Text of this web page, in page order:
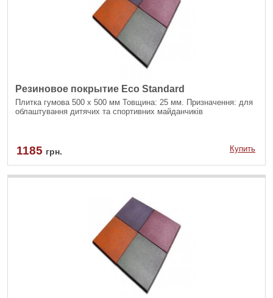
Резиновое покрытие Eco Standard
Плитка гумова 500 х 500 мм Товщина: 25 мм. Призначення: для
облаштування дитячих та спортивних майданчиків
1185 грн. Купить